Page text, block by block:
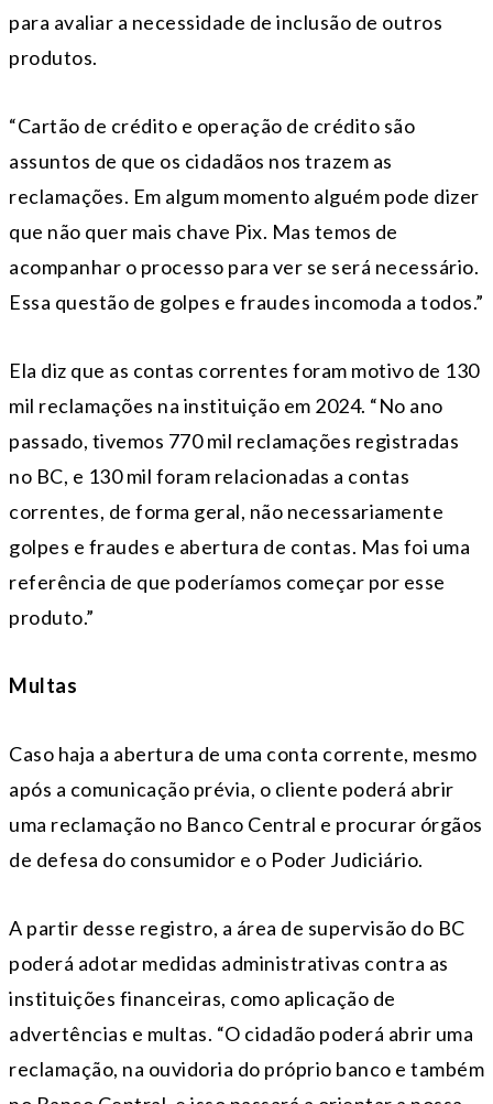
para avaliar a necessidade de inclusão de outros
produtos.
“Cartão de crédito e operação de crédito são
assuntos de que os cidadãos nos trazem as
reclamações. Em algum momento alguém pode dizer
que não quer mais chave Pix. Mas temos de
acompanhar o processo para ver se será necessário.
Essa questão de golpes e fraudes incomoda a todos.”
Ela diz que as contas correntes foram motivo de 130
mil reclamações na instituição em 2024. “No ano
passado, tivemos 770 mil reclamações registradas
no BC, e 130 mil foram relacionadas a contas
correntes, de forma geral, não necessariamente
golpes e fraudes e abertura de contas. Mas foi uma
referência de que poderíamos começar por esse
produto.”
Multas
Caso haja a abertura de uma conta corrente, mesmo
após a comunicação prévia, o cliente poderá abrir
uma reclamação no Banco Central e procurar órgãos
de defesa do consumidor e o Poder Judiciário.
A partir desse registro, a área de supervisão do BC
poderá adotar medidas administrativas contra as
instituições financeiras, como aplicação de
advertências e multas. “O cidadão poderá abrir uma
reclamação, na ouvidoria do próprio banco e também